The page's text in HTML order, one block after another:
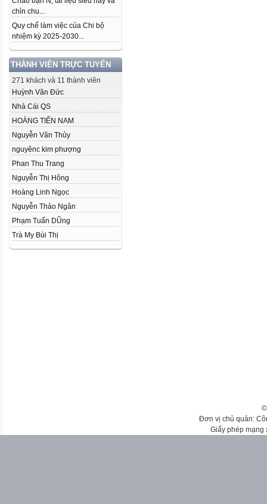
chỉn chu...
Quy chế làm việc của Chi bộ
nhiệm kỳ 2025-2030...
THÀNH VIÊN TRỰC TUYẾN
271 khách và 11 thành viên
Huỳnh Văn Đức
Nhà Cái QS
HOÀNG TIẾN NAM
Nguyễn Văn Thủy
nguyênc kim phượng
Phan Thu Trang
Nguyễn Thị Hông
Hoàng Linh Ngọc
Nguyễn Thảo Ngân
Phạm Tuấn DŨng
Trà My Bùi Thị
Đơn vị chủ quản:
Giấy phép mạng